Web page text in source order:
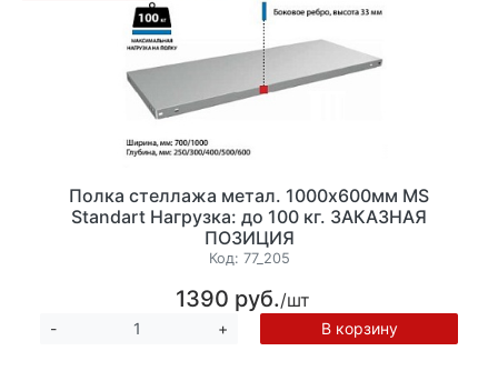
Полка стеллажа метал. 1000х600мм MS
Standart Нагрузка: до 100 кг. ЗАКАЗНАЯ
ПОЗИЦИЯ
Код: 77_205
1390 руб./шт
- + В корзину